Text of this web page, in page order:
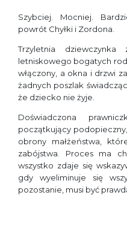
Szybciej. Mocniej.
powrót Chyłki i Zordona.
Trzyletnia
letniskowego bogatych
włączony, a okna i drzwi
żadnych poszlak
że dziecko nie żyje.
Doświadczona
początkujący
obrony małżeństwa,
zabójstwa. Proces ma
wszystko zdaje się
gdy wyeliminuje się
pozostanie, musi być